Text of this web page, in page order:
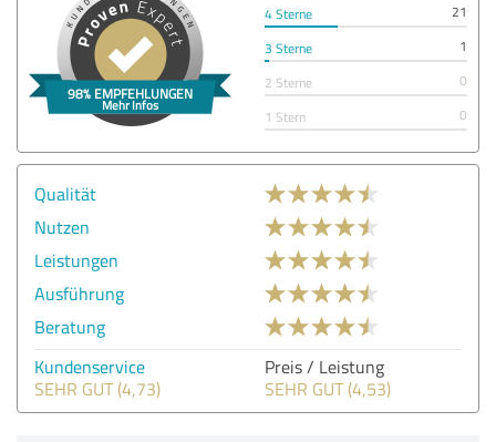
4 Sterne
21
3 Sterne
1
2 Sterne
0
1 Stern
0
Qualität
Nutzen
Leistungen
Ausführung
Beratung
Kundenservice
SEHR GUT (4,73)
Preis / Leistung
SEHR GUT (4,53)